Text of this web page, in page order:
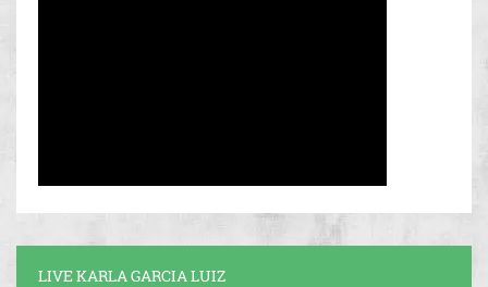
LIVE KARLA GARCIA LUIZ